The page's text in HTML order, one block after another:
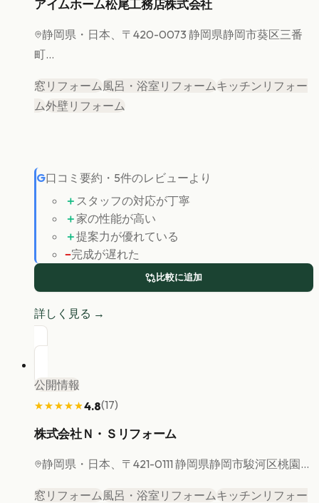
アイムホーム松尾工務店株式会社
静岡県 ・日本、〒420-0073 静岡県静岡市葵区三番
町...
窓リフォーム 風呂・浴室リフォームキッチンリフォー
ム外壁リフォーム
G口コミ要約 ・ 5件のレビューより
＋ スタッフの対応が丁寧
＋ 家の性能が高い
＋提案力が優れている
−完成が遅れた
比較に追加
詳しく見る →
公開情報
★★★★★
★★★★★4.8(17)
株式会社Ｎ・Ｓリフォーム
静岡県 ・日本、〒421-0111 静岡県静岡市駿河区桃園...
窓リフォーム 風呂・浴室リフォームキッチンリフォー